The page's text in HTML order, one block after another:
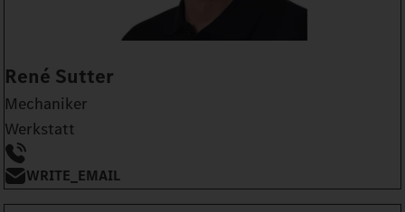
René Sutter
Mechaniker
Werkstatt
WRITE_EMAIL